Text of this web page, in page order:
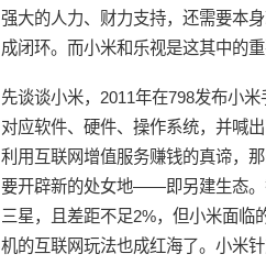
强大的人力、财力支持，还需要本
成闭环。而小米和乐视是这其中的重
先谈谈小米，2011年在798发布小
对应软件、硬件、操作系统，并喊
利用互联网增值服务赚钱的真谛，
要开辟新的处女地——即另建生态。
三星，且差距不足2%，但小米面临
机的互联网玩法也成红海了。小米